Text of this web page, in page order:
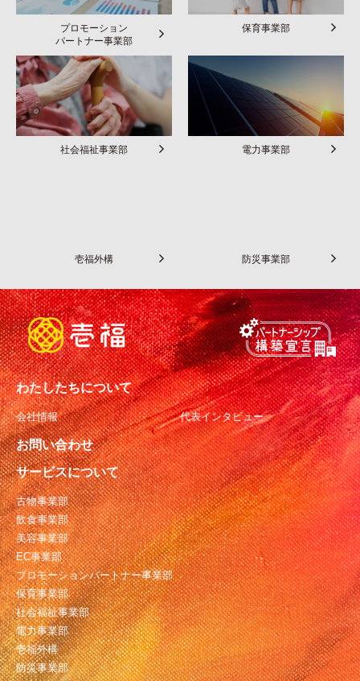
プロモーション
パートナー事業部
保育事業部
社会福祉事業部 電力事業部
壱福外構 防災事業部
わたしたちについて
会社情報 代表インタビュー
お問い合わせ
サービスについて
古物事業部
飲食事業部
美容事業部
EC事業部
プロモーションパートナー事業部
保育事業部
社会福祉事業部
電力事業部
壱福外構
防災事業部